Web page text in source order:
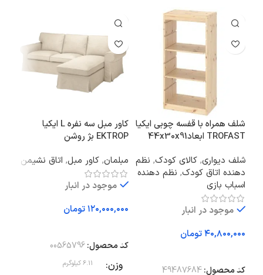
شلف همراه با قفسه چوبی ایکیا
TROFAST ابعاد44x30x91
شلف دیواری, کالای کودک, نظم
دهنده اتاق کودک, نظم دهنده
اسباب بازی
موجود در انبار
تومان
کد محصول:49487684
کاور مبل سه‌ نفره L ایکیا
EKTROP بژ روشن
مبلمان, کاور مبل, اتاق نشیمن
موجود در انبار
تومان
کد محصول:00565796
وزن 6.11 کیلوگرم